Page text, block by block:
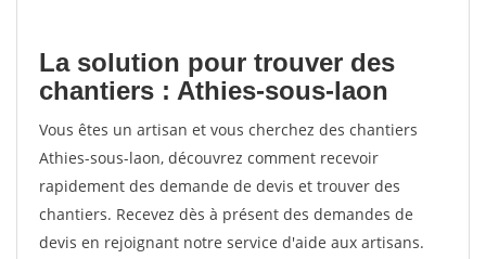
La solution pour trouver des
chantiers : Athies-sous-laon
Vous êtes un artisan et vous cherchez des chantiers
Athies-sous-laon, découvrez comment recevoir
rapidement des demande de devis et trouver des
chantiers. Recevez dès à présent des demandes de
devis en rejoignant notre service d'aide aux artisans.